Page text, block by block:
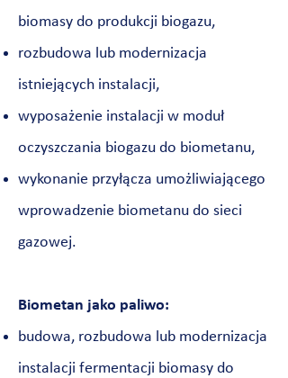
biomasy do produkcji biogazu,
rozbudowa lub modernizacja
istniejących instalacji,
wyposażenie instalacji w moduł
oczyszczania biogazu do biometanu,
wykonanie przyłącza umożliwiającego
wprowadzenie biometanu do sieci
gazowej.
Biometan jako paliwo:
budowa, rozbudowa lub modernizacja
instalacji fermentacji biomasy do